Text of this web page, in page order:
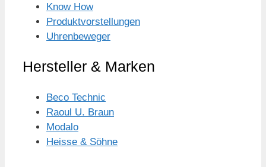
Know How
Produktvorstellungen
Uhrenbeweger
Hersteller & Marken
Beco Technic
Raoul U. Braun
Modalo
Heisse & Söhne